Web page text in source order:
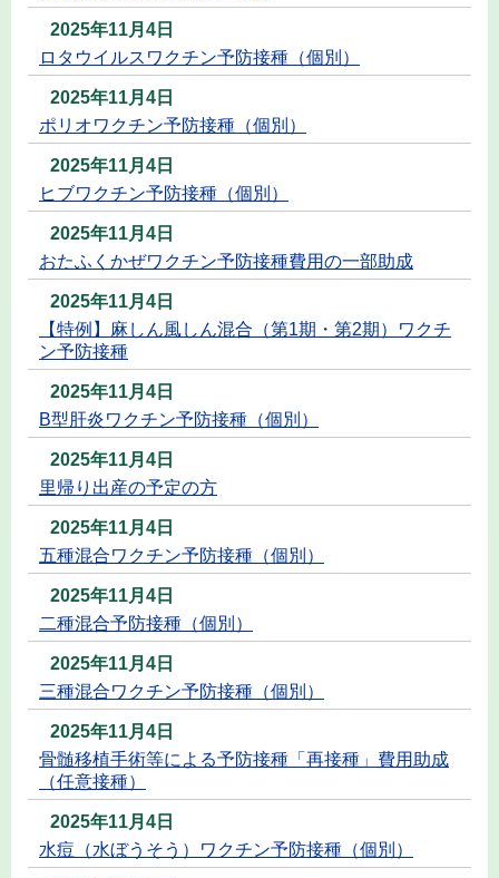
2025年11月4日
ロタウイルスワクチン予防接種（個別）
2025年11月4日
ポリオワクチン予防接種（個別）
2025年11月4日
ヒブワクチン予防接種（個別）
2025年11月4日
おたふくかぜワクチン予防接種費用の一部助成
2025年11月4日
【特例】麻しん風しん混合（第1期・第2期）ワクチ
ン予防接種
2025年11月4日
B型肝炎ワクチン予防接種（個別）
2025年11月4日
里帰り出産の予定の方
2025年11月4日
五種混合ワクチン予防接種（個別）
2025年11月4日
二種混合予防接種（個別）
2025年11月4日
三種混合ワクチン予防接種（個別）
2025年11月4日
骨髄移植手術等による予防接種「再接種」費用助成
（任意接種）
2025年11月4日
水痘（水ぼうそう）ワクチン予防接種（個別）